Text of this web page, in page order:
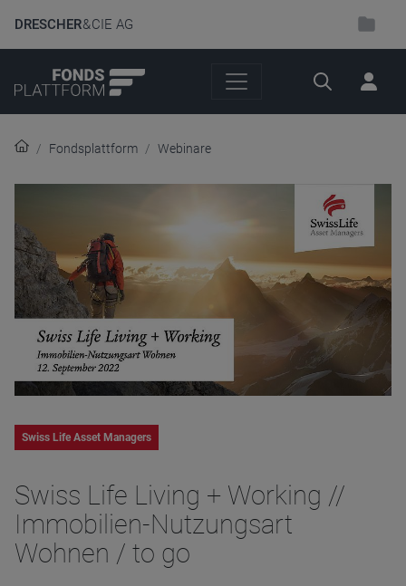
DRESCHER& CIE AG
Suche
Fondsplattform Webinare
Swiss Life Asset Managers
Swiss Life Living + Working //
Immobilien-Nutzungsart
Wohnen / to go